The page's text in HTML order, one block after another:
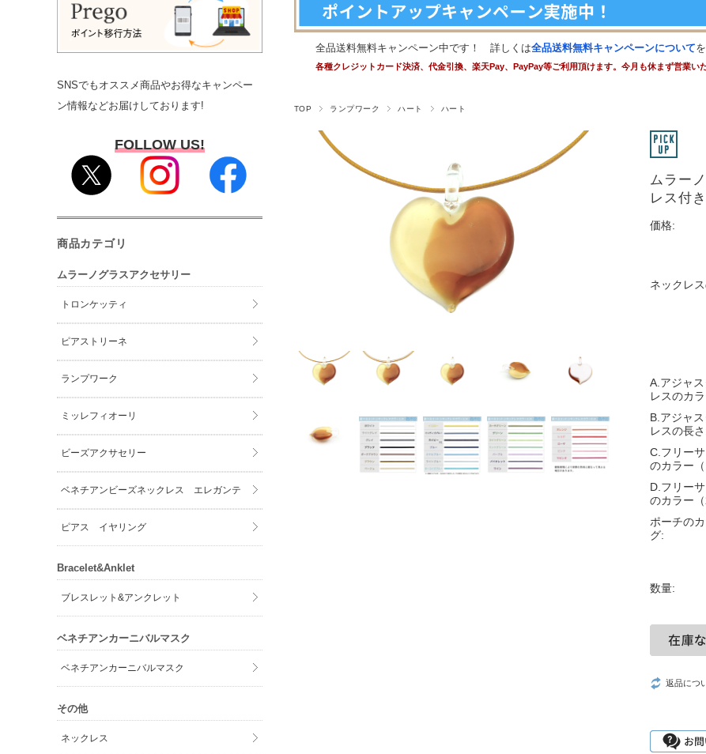
全品送料無料キャンペーン中です！ 詳しくは全品送料無料キャンペーンについて
各種クレジットカード決済、代金引換、楽天Pay、PayPay等ご利用頂けます。今月も休まず営業いた
TOP ランプワーク ハート ハート
ムラー
レス付き
価格:
ネックレ
A.アジャ
レスのカ
B.アジャ
レスの長
C.フリー
のカラー
D.フリー
のカラー
ポーチの
グ:
数量:
返品につ
SNSでもオススメ商品やお得なキャンペー
ン情報などお届けしております!
FOLLOW US!
商品カテゴリ
ムラーノグラスアクセサリー
トロンケッティ
ピアストリーネ
ランプワーク
ミッレフィオーリ
ビーズアクサセリー
ベネチアンビーズネックレス エレガンテ
ピアス イヤリング
Bracelet&Anklet
ブレスレット&アンクレット
ベネチアンカーニバルマスク
ベネチアンカーニバルマスク
その他
ネックレス